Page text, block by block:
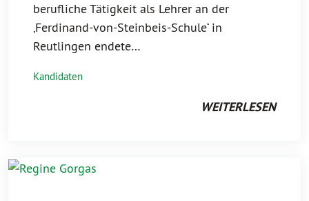
berufliche Tätigkeit als Lehrer an der
‚Ferdinand-von-Steinbeis-Schule‘ in
Reutlingen endete…
Kandidaten
WEITERLESEN